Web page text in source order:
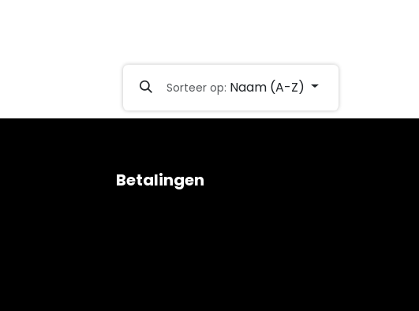
Sorteer op: Naam (A-Z)
Betalingen